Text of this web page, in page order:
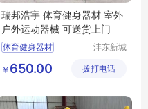
瑞邦浩宇 体育健身器材 室外
户外运动器械 可送货上门
体育健身器材
沣东新城
金属制品
￥ 650.00 拨打电话